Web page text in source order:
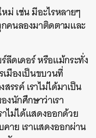
ม่ เช่น มีอะไรหลายๆ
คนลองมาติดตามและ
ลีดเดอร์ หรือแม้กระทั่ง
มืองเป็นขบวนที่
รรค์ เราไม่ได้มาเป็น
งนักศึกษาว่าเรา
าไม่ได้แสดงออกด้วย
าย เราแสดงออกผ่าน